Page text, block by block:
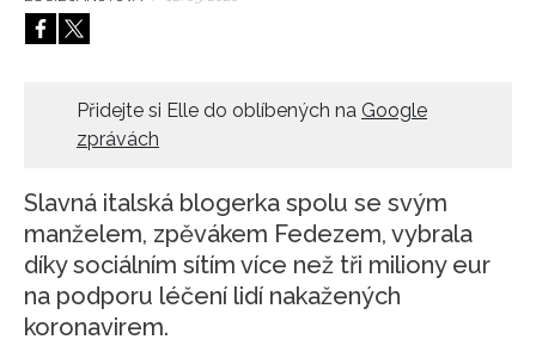
HOME
Přidejte si Elle do oblíbených na Google
zprávách
Slavná italská blogerka spolu se svým
manželem, zpěvákem Fedezem, vybrala
díky sociálním sítím více než tři miliony eur
na podporu léčení lidí nakažených
koronavirem.